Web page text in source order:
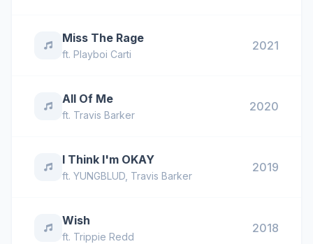
Miss The Rage
ft. Playboi Carti
2021
All Of Me
ft. Travis Barker
2020
I Think I'm OKAY
ft. YUNGBLUD Travis Barker
2019
Wish
ft. Trippie Redd
2018